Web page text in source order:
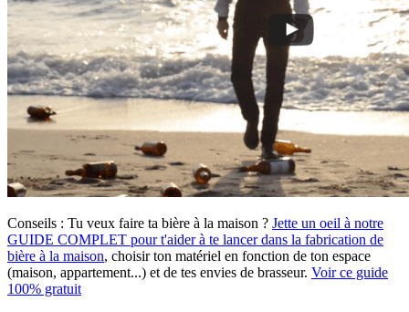
Conseils : Tu veux faire ta bière à la maison ? Jette un oeil à notre
GUIDE COMPLET pour t'aider à te lancer dans la fabrication de
bière à la maison, choisir ton matériel en fonction de ton espace
(maison, appartement...) et de tes envies de brasseur. Voir ce guide
100% gratuit